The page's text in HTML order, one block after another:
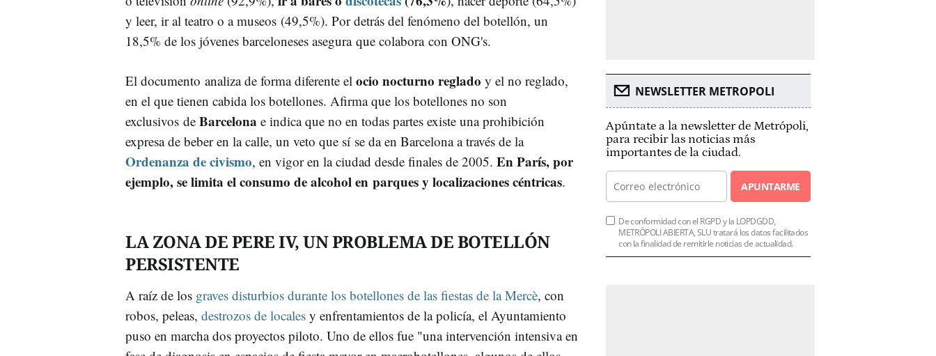
y leer, ir al teatro o a museos (49,5%). Por detrás del fenómeno del botellón, un
18,5% de los jóvenes barceloneses asegura que colabora con ONG's.
El documento analiza de forma diferente el ocio nocturno reglado y el no reglado,
en el que tienen cabida los botellones. Afirma que los botellones no son
exclusivos de Barcelona e indica que no en todas partes existe una prohibición
expresa de beber en la calle, un veto que sí se da en Barcelona a través de la
Ordenanza de civismo, en vigor en la ciudad desde finales de 2005. En París, por
ejemplo, se limita el consumo de alcohol en parques y localizaciones céntricas.
LA ZONA DE PERE IV, UN PROBLEMA DE BOTELLÓN
PERSISTENTE
A raíz de los graves disturbios durante los botellones de las fiestas de la Mercè, con
robos, peleas, destrozos de locales y enfrentamientos de la policía, el Ayuntamiento
puso en marcha dos proyectos piloto. Uno de ellos fue "una intervención intensiva en
NEWSLETTER METROPOLI
Apúntate a la newsletter de Metrópoli,
para recibir las noticias más
importantes de la ciudad.
APUNTARME
De conformidad con el RGPD y la LOPDGDD,
METRÓPOLI ABIERTA, SLU tratará los datos facilitados
con la finalidad de remitirle noticias de actualidad.